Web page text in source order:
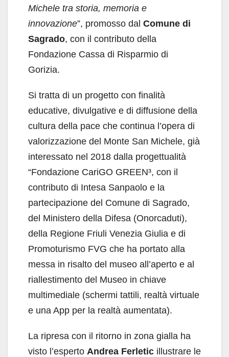
Michele tra storia, memoria e
innovazione”, promosso dal Comune di
Sagrado, con il contributo della
Fondazione Cassa di Risparmio di
Gorizia.
Si tratta di un progetto con finalità
educative, divulgative e di diffusione della
cultura della pace che continua l’opera di
valorizzazione del Monte San Michele, già
interessato nel 2018 dalla progettualità
“Fondazione CariGO GREEN³, con il
contributo di Intesa Sanpaolo e la
partecipazione del Comune di Sagrado,
del Ministero della Difesa (Onorcaduti),
della Regione Friuli Venezia Giulia e di
Promoturismo FVG che ha portato alla
messa in risalto del museo all’aperto e al
riallestimento del Museo in chiave
multimediale (schermi tattili, realtà virtuale
e una App per la realtà aumentata).
La ripresa con il ritorno in zona gialla ha
visto l’esperto Andrea Ferletic illustrare le